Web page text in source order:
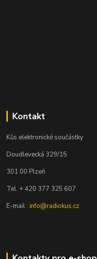
Kontakt
Kůs elektronické součástky
Doudlevecká 329/15
301 00 Plzeň
Tel. + 420 377 325 607
E-mail :info@radiokus.cz